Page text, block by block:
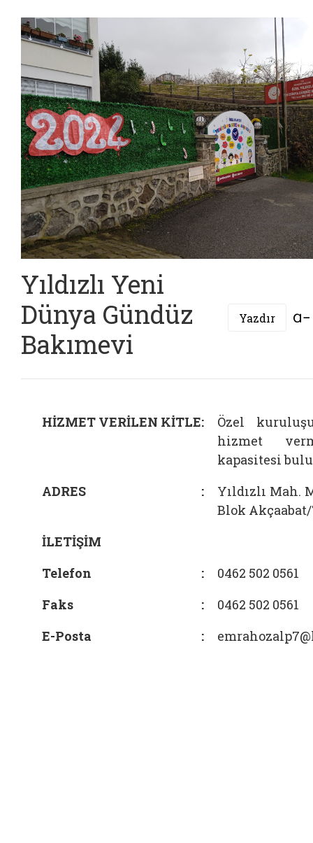
Yıldızlı Yeni
Dünya Gündüz
Bakımevi
Yazdır
HİZMET VERİLEN KİTLE:
Özel
hizmet
kapasitesi
ADRES
:
Yıldızlı Mah.
Blok
İLETİŞİM
Telefon
:
0462 502 0561
Faks
:
0462 502 0561
E-Posta
: